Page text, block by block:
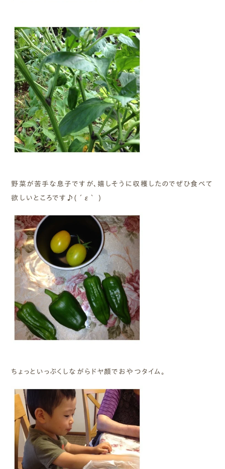
野菜が苦手な息子ですが、嬉しそうに収穫したのでぜひ食べて
欲しいところです♪(´ε｀ )
ちょっといっぷくしながらドヤ顏でおやつタイム。